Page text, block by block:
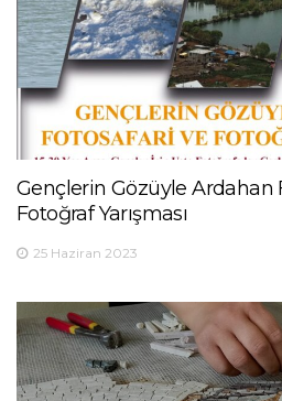
Gençlerin Gözüyle Ardahan
Fotoğraf Yarışması
25 Haziran 2023